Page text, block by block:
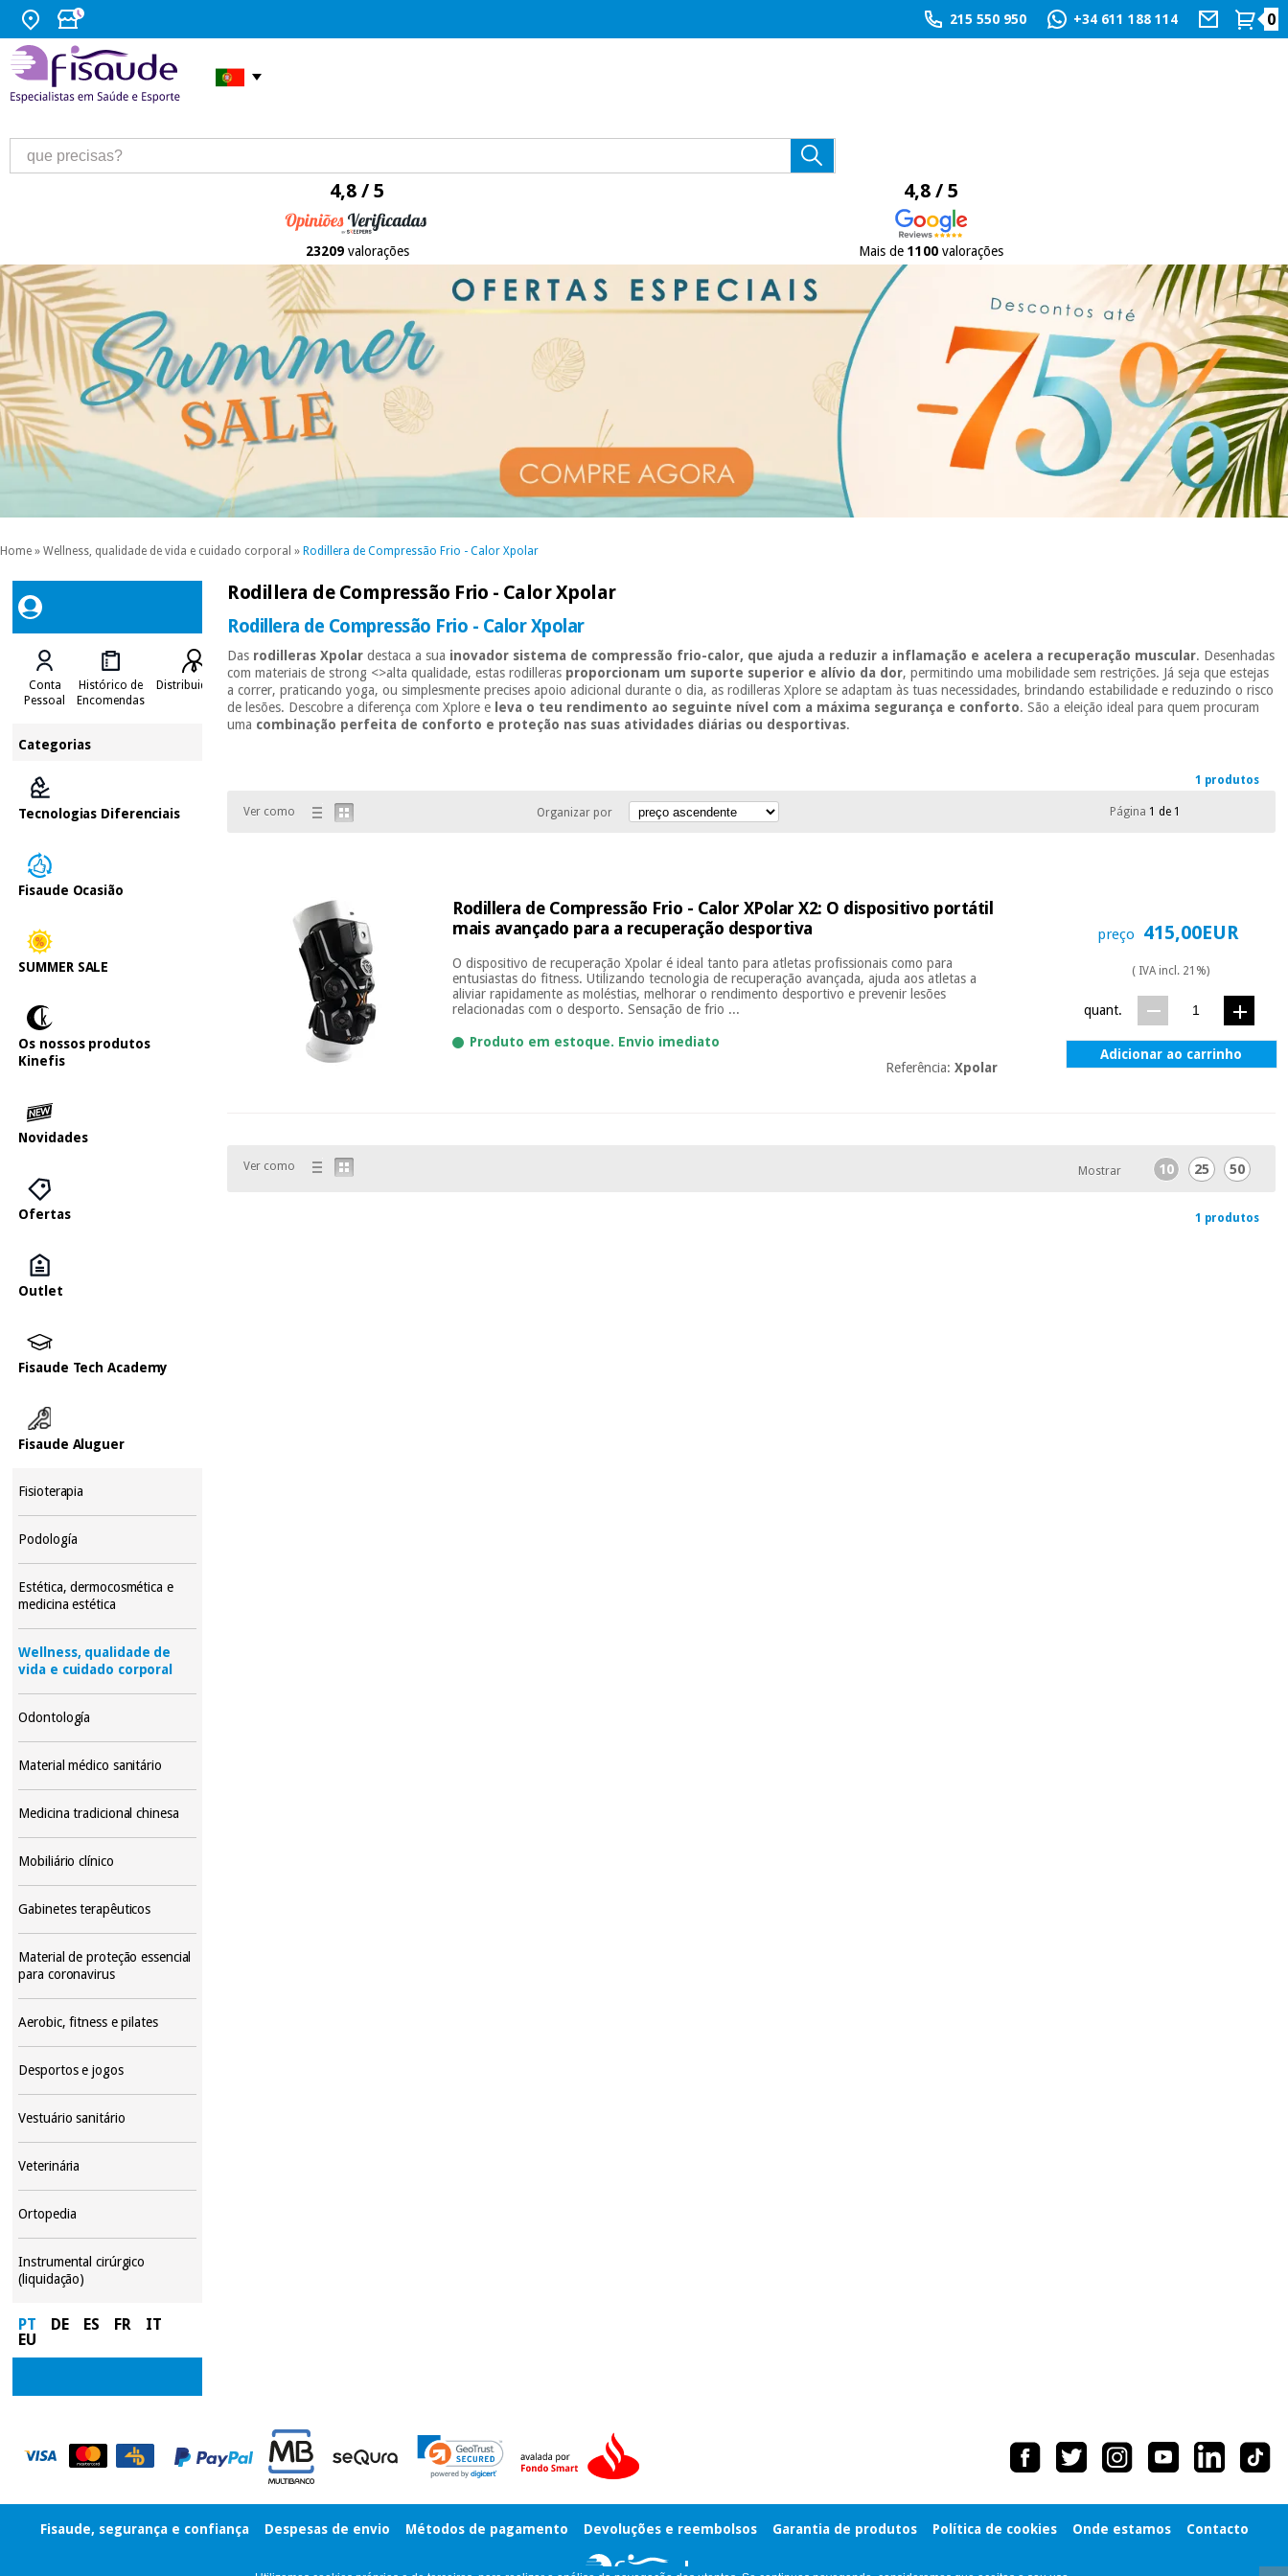
215 550 950 +34 611 188 114 0
4,8 / 5
23209valorações
4,8 / 5
Mais de 1100valorações
Home » Wellness, qualidade de vida e cuidado corporal » Rodillera de Compressão Frio - Calor Xpolar
Conta
Pessoal
Histórico de
Encomendas
Distribuidores
Categorias
Tecnologias Diferenciais
Fisaude Ocasião
SUMMER SALE
Os nossos produtos
Kinefis
Novidades
Ofertas
Outlet
Fisaude Tech Academy
Fisaude Aluguer
Fisioterapia
Podología
Estética, dermocosmética e
medicina estética
Wellness, qualidade de
vida e cuidado corporal
Odontología
Material médico sanitário
Medicina tradicional chinesa
Mobiliário clínico
Gabinetes terapêuticos
Material de proteção essencial
para coronavirus
Aerobic, fitness e pilates
Desportos e jogos
Vestuário sanitário
Veterinária
Ortopedia
Instrumental cirúrgico
(liquidação)
PT DE ES FR
IT
EU
Rodillera de Compressão Frio - Calor Xpolar
Rodillera de Compressão Frio - Calor Xpolar
Das rodilleras Xpolar destaca a sua inovador sistema de compressão frio-calor, que ajuda a reduzir a inflamação e acelera a recuperação muscular. Desenhadas
com materiais de strong <>alta qualidade, estas rodilleras proporcionam um suporte superior e alívio da dor, permitindo uma mobilidade sem restrições. Já seja que estejas
a correr, praticando yoga, ou simplesmente precises apoio adicional durante o dia, as rodilleras Xplore se adaptam às tuas necessidades, brindando estabilidade e reduzindo o risco
de lesões. Descobre a diferença com Xplore e leva o teu rendimento ao seguinte nível com a máxima segurança e conforto. São a eleição ideal para quem procuram
uma combinação perfeita de conforto e proteção nas suas atividades diárias ou desportivas.
1 produtos
Ver como Organizar por Página 1 de 1
Rodillera de Compressão Frio - Calor XPolar X2: O dispositivo portátil
mais avançado para a recuperação desportiva
O dispositivo de recuperação Xpolar é ideal tanto para atletas profissionais como para
entusiastas do fitness. Utilizando tecnologia de recuperação avançada, ajuda aos atletas a
aliviar rapidamente as moléstias, melhorar o rendimento desportivo e prevenir lesões
relacionadas com o desporto. Sensação de frio ...
Produto em estoque. Envio imediato
Referência: Xpolar
preço 415,00EUR
( IVA incl. 21%)
quant.
Adicionar ao carrinho
Ver como Mostrar 10 25 50
1 produtos
Fisaude, segurança e confiança Despesas de envio Métodos de pagamento Devoluções e reembolsos Garantia de produtos Política de cookies Onde estamos Contacto